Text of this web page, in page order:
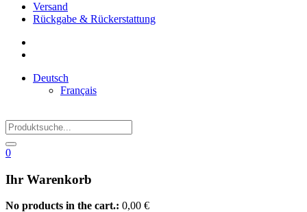
Versand
Rückgabe & Rückerstattung
Deutsch
Français
0
Ihr Warenkorb
No products in the cart.: 0,00 €